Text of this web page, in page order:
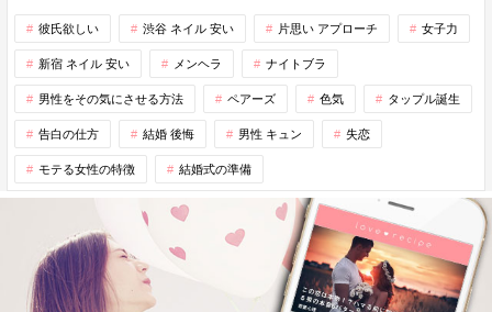
彼氏欲しい 渋谷 ネイル 安い 片思い アプローチ 女子力
新宿 ネイル 安い メンヘラ ナイトブラ
男性をその気にさせる方法 ペアーズ 色気 タップル誕生
告白の仕方 結婚 後悔 男性 キュン 失恋
モテる女性の特徴 結婚式の準備